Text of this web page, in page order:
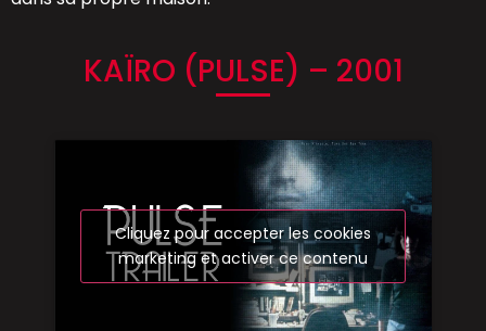
KAÏRO (PULSE) – 2001
Cliquez pour accepter les cookies
marketing et activer ce contenu